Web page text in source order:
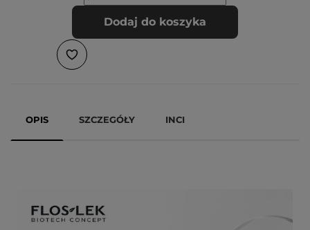
Dodaj do koszyka
OPIS SZCZEGÓŁY INCI